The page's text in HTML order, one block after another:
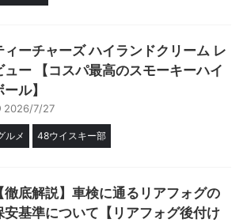
ィーチャーズ ハイランドクリーム レ
ュー 【コスパ最高のスモーキーハイ
ール】
2026/7/27
ルメ 48ウイスキー部
【徹底解説】車検に通るリアフォグの
安基準について【リアフォグ後付け